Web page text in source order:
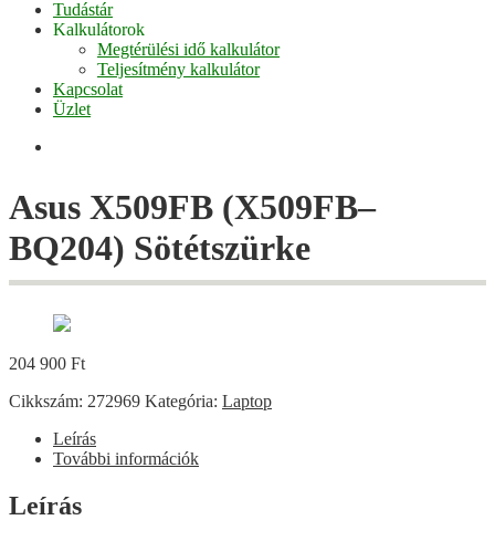
Tudástár
Kalkulátorok
Megtérülési idő kalkulátor
Teljesítmény kalkulátor
Kapcsolat
Üzlet
Asus X509FB (X509FB–
BQ204) Sötétszürke
204 900 Ft
Cikkszám: 272969 Kategória: Laptop
Leírás
További információk
Leírás